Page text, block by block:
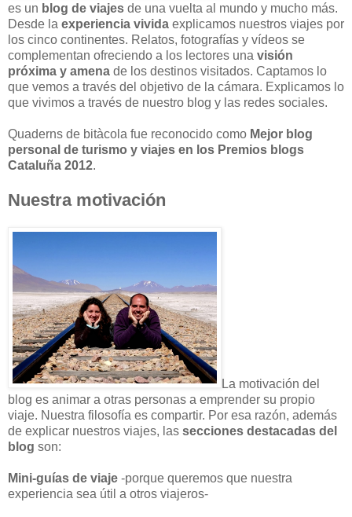
es un blog de viajes de una vuelta al mundo y mucho más.
Desde la experiencia vivida explicamos nuestros viajes por
los cinco continentes. Relatos, fotografías y vídeos se
complementan ofreciendo a los lectores una visión
próxima y amena de los destinos visitados. Captamos lo
que vemos a través del objetivo de la cámara. Explicamos lo
que vivimos a través de nuestro blog y las redes sociales.
Quaderns de bitàcola fue reconocido como Mejor blog
personal de turismo y viajes en los Premios blogs
Cataluña 2012.
Nuestra motivación
La motivación del
blog es animar a otras personas a emprender su propio
viaje. Nuestra filosofía es compartir. Por esa razón, además
de explicar nuestros viajes, las secciones destacadas del
blog son:
Mini-guías de viaje -porque queremos que nuestra
experiencia sea útil a otros viajeros-